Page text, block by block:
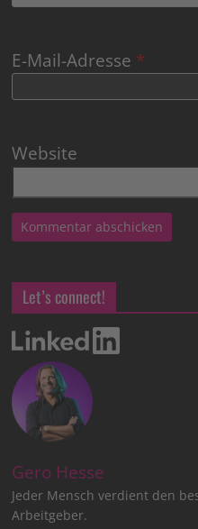
E-Mail-Adresse *
Website
Let’s connect!
Gero Hesse
Jeder Mensch verdient den
Arbeitgeber.